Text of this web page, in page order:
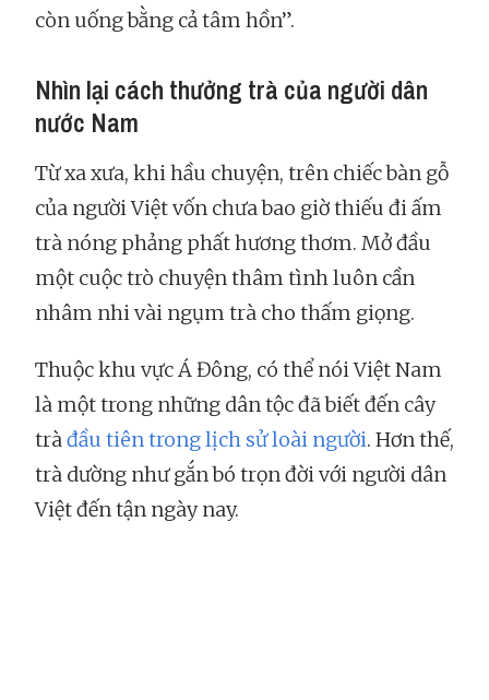
còn uống bằng cả tâm hồn”.
Nhìn lại cách thưởng trà của người dân
nước Nam
Từ xa xưa, khi hầu chuyện, trên chiếc bàn gỗ
của người Việt vốn chưa bao giờ thiếu đi ấm
trà nóng phảng phất hương thơm. Mở đầu
một cuộc trò chuyện thâm tình luôn cần
nhâm nhi vài ngụm trà cho thấm giọng.
Thuộc khu vực Á Đông, có thể nói Việt Nam
là một trong những dân tộc đã biết đến cây
tràđầu tiên trong lịch sử loài người. Hơn thế,
trà dường như gắn bó trọn đời với người dân
Việt đến tận ngày nay.